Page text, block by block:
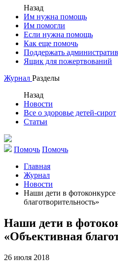
Назад
Им нужна помощь
Им помогли
Если нужна помощь
Как еще помочь
Поддержать
Ящик для пожертвований
Журнал Разделы
Назад
Новости
Все о здоровье детей-сирот
Статьи
Помочь Помочь
Главная
Журнал
Новости
Наши дети в фотоконкурсе
благотворительность»
Наши дети в
«Объективная
26 июля 2018